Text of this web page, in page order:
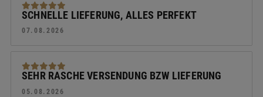
SCHNELLE LIEFERUNG, ALLES PERFEKT
07.08.2026
SEHR RASCHE VERSENDUNG BZW LIEFERUNG
05.08.2026